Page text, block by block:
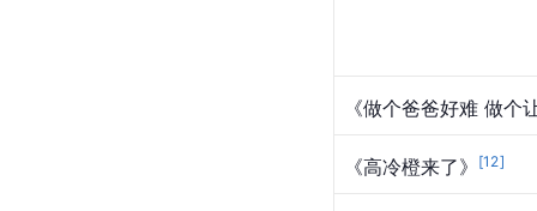
《做个爸爸好难 做个
《高冷橙来了》 [12]